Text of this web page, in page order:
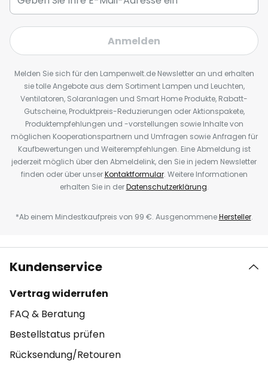
Anmelden
Melden Sie sich für den Lampenwelt.de Newsletter an und erhalten
sie tolle Angebote aus dem Sortiment Lampen und Leuchten,
Ventilatoren, Solaranlagen und Smart Home Produkte, Rabatt-
Gutscheine, Produktpreis-Reduzierungen oder Aktionspakete,
Produktempfehlungen und -vorstellungen sowie Inhalte von
möglichen Kooperationspartnern und Umfragen sowie Anfragen für
Kaufbewertungen und Weiterempfehlungen. Eine Abmeldung ist
jederzeit möglich über den Abmeldelink, den Sie in jedem Newsletter
finden oder über unserKontaktformular. Weitere Informationen
erhalten Sie in derDatenschutzerklärung.
*Ab einem Mindestkaufpreis von 99 €. AusgenommeneHersteller.
Kundenservice
Vertrag widerrufen
FAQ & Beratung
Bestellstatus prüfen
Rücksendung/Retouren